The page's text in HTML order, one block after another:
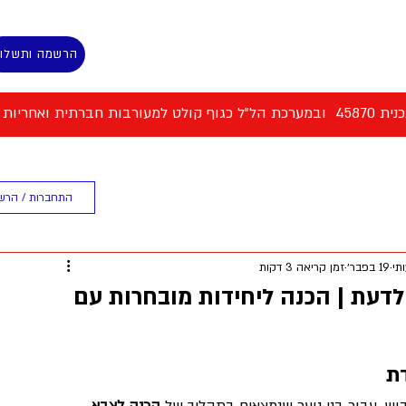
הרשמה
חברתית ואחריות אישית
התחברות /
| הכנה ליחידות מובחרות עם
19 בפבר׳ זמן קריאה 3 דקות